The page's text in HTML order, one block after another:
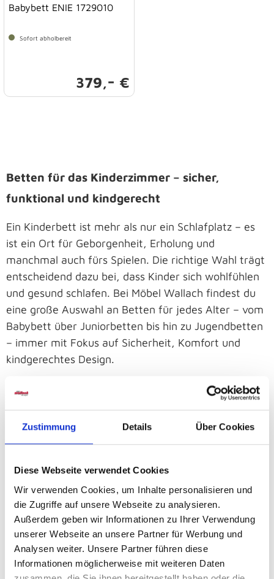
Zustimmung Details Über Cookies
Diese Webseite verwendet Cookies
Wir verwenden Cookies, um Inhalte personalisieren und
die Zugriffe auf unsere Webseite zu analysieren.
Außerdem geben wir Informationen zu Ihrer Verwendung
unserer Webseite an unsere Partner für Werbung und
Analysen weiter. Unsere Partner führen diese
Informationen möglicherweise mit weiteren Daten
Babybett ENIE 1729010
Sofort abholbereit
379,- €
Betten für das Kinderzimmer – sicher,
funktional und kindgerecht
Ein Kinderbett ist mehr als nur ein Schlafplatz – es
ist ein Ort für Geborgenheit, Erholung und
manchmal auch fürs Spielen. Die richtige Wahl trägt
entscheidend dazu bei, dass Kinder sich wohlfühlen
und gesund schlafen. Bei Möbel Wallach findest du
eine große Auswahl an Betten für jedes Alter – vom
Babybett über Juniorbetten bis hin zu Jugendbetten
– immer mit Fokus auf Sicherheit, Komfort und
kindgerechtes Design.
Die Vielfalt der Kinderbetten
Kinderbetten gibt es in vielen Varianten,
abgestimmt auf die jeweilige Entwicklungsphase.
Juniorbetten den Übergang zum großen Bett
erleichtern. Hochbetten schaffen zusätzlichen Raum
zum Spielen oder für Stauraum, während
Etagenbetten besonders praktisch für
Geschwisterzimmer sind. Jugendbetten kombinieren
modernes Design mit stabiler Bauweise und
begleiten Kinder bis ins Teenageralter. Möbel